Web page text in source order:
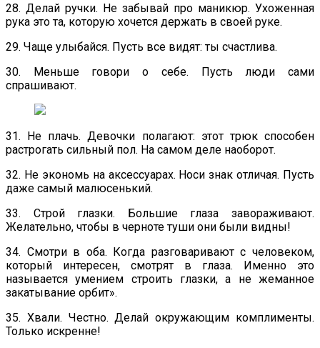
28. Делай ручки. Не забывай про маникюр. Ухоженная
рука это та, которую хочется держать в своей руке.
29. Чаще улыбайся. Пусть все видят: ты счастлива.
30. Меньше говори о себе. Пусть люди сами
спрашивают.
31. Не плачь. Девочки полагают: этот трюк способен
растрогать сильный пол. На самом деле наоборот.
32. Не экономь на аксессуарах. Носи знак отличая. Пусть
даже самый малюсенький.
33. Строй глазки. Большие глаза завораживают.
Желательно, чтобы в черноте туши они были видны!
34. Смотри в оба. Когда разговаривают с человеком,
который интересен, смотрят в глаза. Именно это
называется умением строить глазки, а не жеманное
закатывание орбит».
35. Хвали. Честно. Делай окружающим комплименты.
Только искренне!